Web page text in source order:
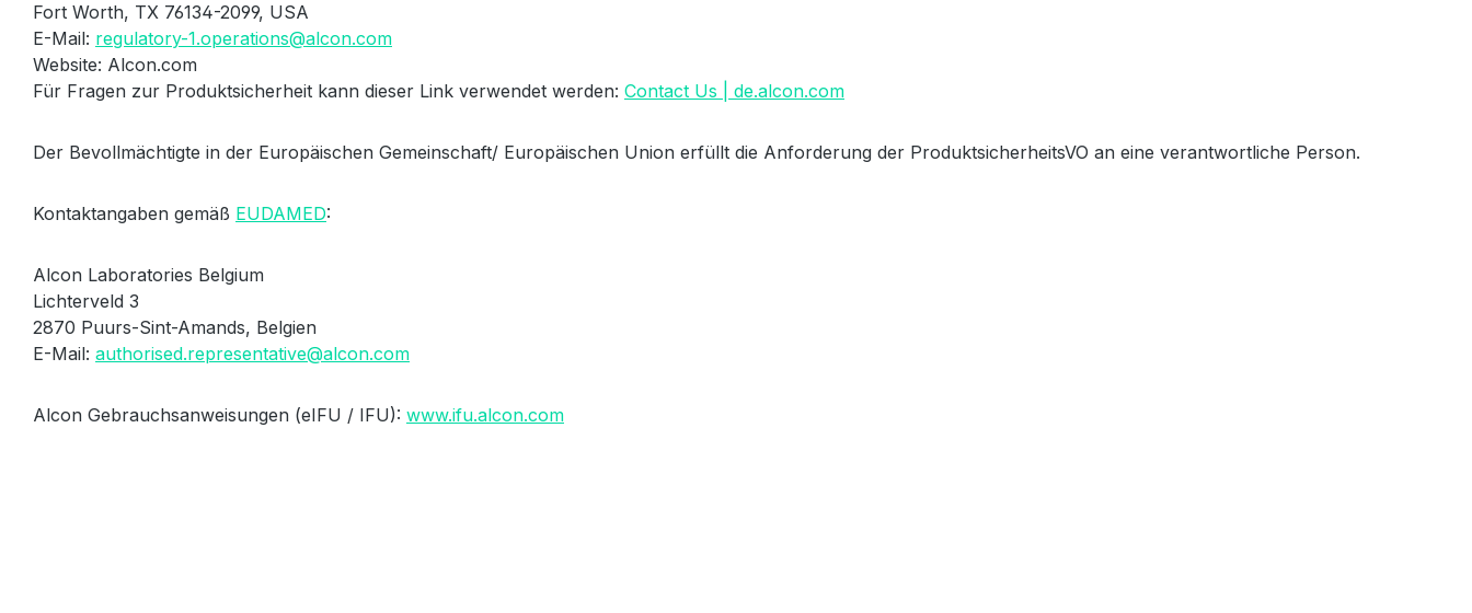
Fort Worth, TX 76134-2099, USA
E-Mail: regulatory-1.operations@alcon.com
Website: Alcon.com
Für Fragen zur Produktsicherheit kann dieser Link verwendet werden: Contact Us | de.alcon.com
Der Bevollmächtigte in der Europäischen Gemeinschaft/ Europäischen Union erfüllt die Anforderung der ProduktsicherheitsVO an eine verantwortliche Person.
Kontaktangaben gemäß EUDAMED:
Alcon Laboratories Belgium
Lichterveld 3
2870 Puurs-Sint-Amands, Belgien
E-Mail: authorised.representative@alcon.com
Alcon Gebrauchsanweisungen (eIFU / IFU): www.ifu.alcon.com